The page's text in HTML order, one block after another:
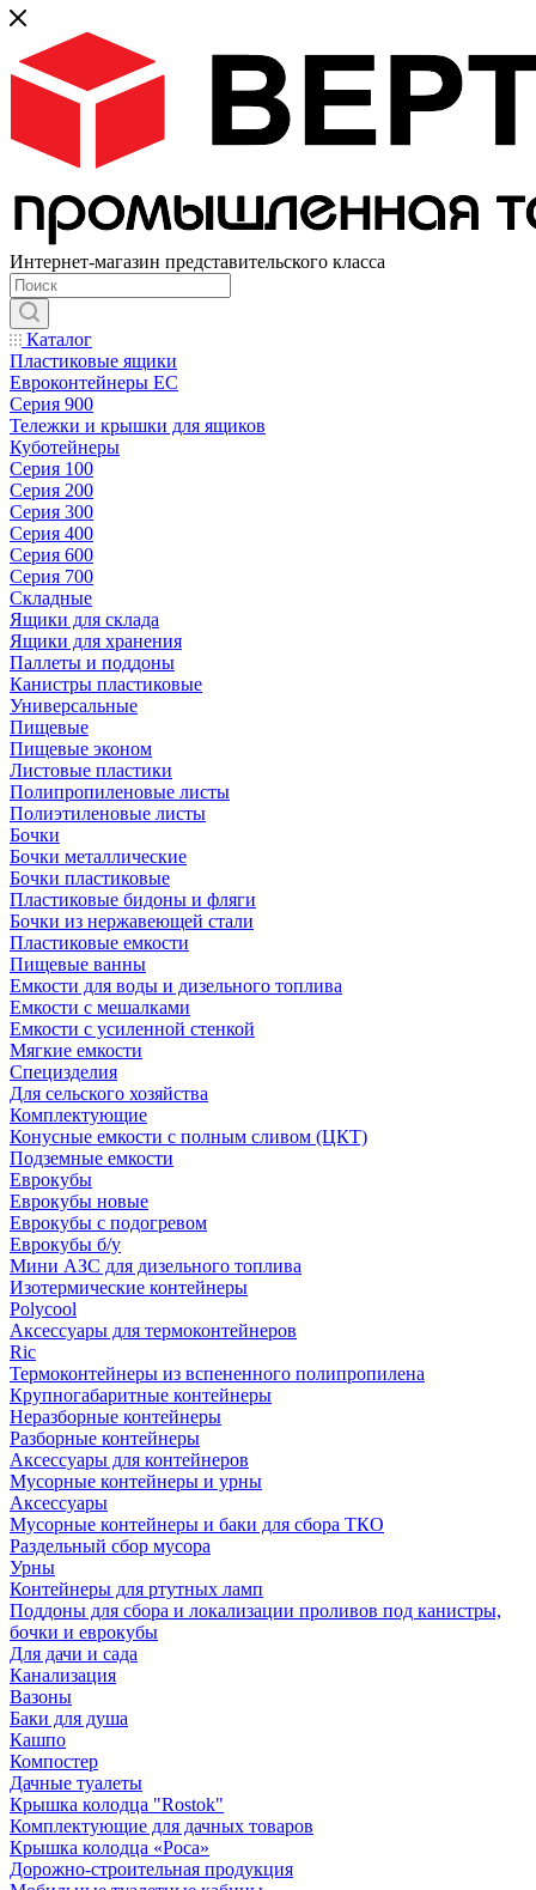
Интернет-магазин представительского класса
Каталог
Пластиковые ящики
Евроконтейнеры ЕС
Серия 900
Тележки и крышки для ящиков
Куботейнеры
Серия 100
Серия 200
Серия 300
Серия 400
Серия 600
Серия 700
Складные
Ящики для склада
Ящики для хранения
Паллеты и поддоны
Канистры пластиковые
Универсальные
Пищевые
Пищевые эконом
Листовые пластики
Полипропиленовые листы
Полиэтиленовые листы
Бочки
Бочки металлические
Бочки пластиковые
Пластиковые бидоны и фляги
Бочки из нержавеющей стали
Пластиковые емкости
Пищевые ванны
Емкости для воды и дизельного топлива
Емкости с мешалками
Емкости с усиленной стенкой
Мягкие емкости
Специзделия
Для сельского хозяйства
Комплектующие
Конусные емкости с полным сливом (ЦКТ)
Подземные емкости
Еврокубы
Еврокубы новые
Еврокубы с подогревом
Еврокубы б/у
Мини АЗС для дизельного топлива
Изотермические контейнеры
Polycool
Аксессуары для термоконтейнеров
Ric
Термоконтейнеры из вспененного полипропилена
Крупногабаритные контейнеры
Неразборные контейнеры
Разборные контейнеры
Аксессуары для контейнеров
Мусорные контейнеры и урны
Аксессуары
Мусорные контейнеры и баки для сбора ТКО
Раздельный сбор мусора
Урны
Контейнеры для ртутных ламп
Поддоны для сбора и локализации проливов под канистры,
бочки и еврокубы
Для дачи и сада
Канализация
Вазоны
Баки для душа
Кашпо
Компостер
Дачные туалеты
Крышка колодца "Rostok"
Комплектующие для дачных товаров
Крышка колодца «Роса»
Дорожно-строительная продукция